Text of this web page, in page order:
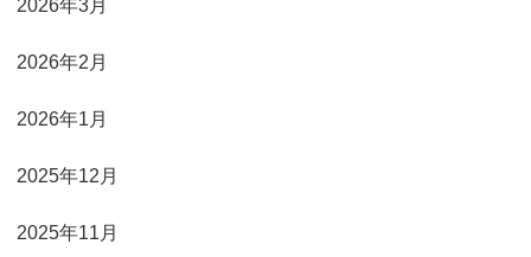
2026年3月
2026年2月
2026年1月
2025年12月
2025年11月